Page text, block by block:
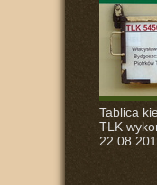
Tablica
TLK